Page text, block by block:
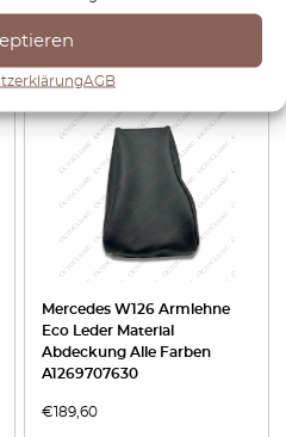
AGB
Mercedes W126 Armlehne
Eco Leder Material
Abdeckung Alle Farben
A1269707630
€189,60